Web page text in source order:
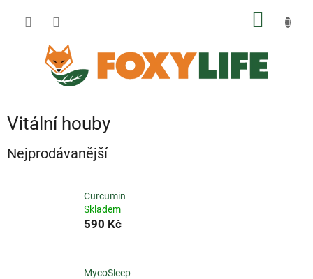
Vitální houby
Nejprodávanější
Curcumin
Skladem
590 Kč
MycoSleep